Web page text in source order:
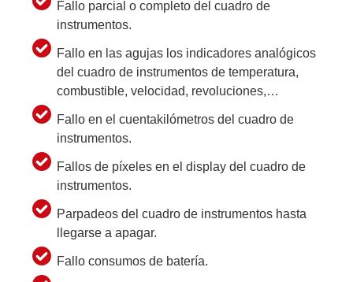
Fallo parcial o completo del cuadro de
instrumentos.
Fallo en las agujas los indicadores analógicos
del cuadro de instrumentos de temperatura,
combustible, velocidad, revoluciones,…
Fallo en el cuentakilómetros del cuadro de
instrumentos.
Fallos de píxeles en el display del cuadro de
instrumentos.
Parpadeos del cuadro de instrumentos hasta
llegarse a apagar.
Fallo consumos de batería.